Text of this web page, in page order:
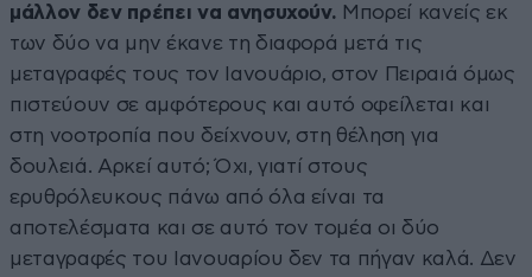
μάλλον δεν πρέπει να ανησυχούν. Μπορεί κανείς εκ
των δύο να μην έκανε τη διαφορά μετά τις
μεταγραφές τους τον Ιανουάριο, στον Πειραιά όμως
πιστεύουν σε αμφότερους και αυτό οφείλεται και
στη νοοτροπία που δείχνουν, στη θέληση για
δουλειά. Αρκεί αυτό; Όχι, γιατί στους
ερυθρόλευκους πάνω από όλα είναι τα
αποτελέσματα και σε αυτό τον τομέα οι δύο
μεταγραφές του Ιανουαρίου δεν τα πήγαν καλά. Δεν